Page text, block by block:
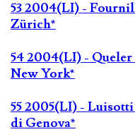
53 2004(LI) -
Zürich*
54 2004(LI) - Queler
New York*
55 2005(LI) -
di Genova*